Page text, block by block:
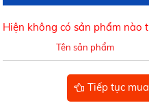
Hiện không có sản phẩm nào
Tên sản phẩm
Tiếp tục